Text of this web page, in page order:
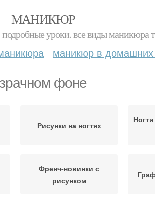
МАНИКЮР
уроки. все виды маникюра
маникюр в домашних
фоне
Рисунки на ногтях
Френч-новинки с
рисунком